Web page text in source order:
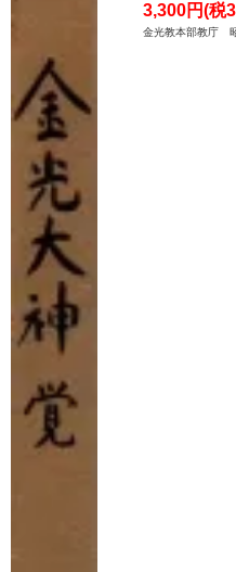
3,300円(税
金光教本部教庁